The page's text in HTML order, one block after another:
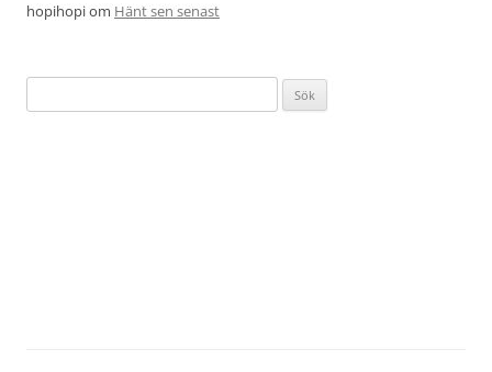
hopihopiom Hänt sen senast
efter: